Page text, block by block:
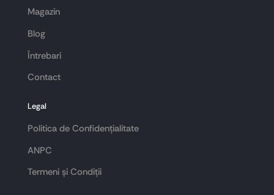
Magazin
Blog
Întrebari
Contact
Legal
Politica de Confidențialitate
ANPC
Termeni și Condiții